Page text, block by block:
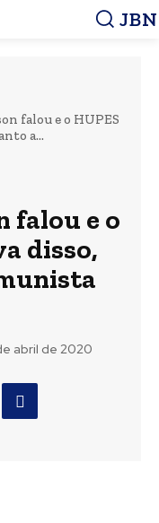
JBN
falou e o HUPES
a...
falou e o
disso,
abril de 2020